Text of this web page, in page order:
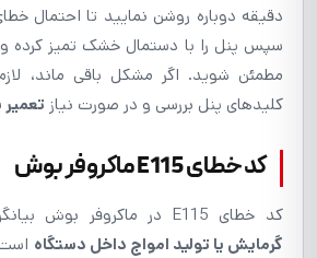
دقیقه دوباره روشن نمایید تا احتمال
سپس پنل را با دستمال خشک تمیز کرده و
مطمئن شوید. اگر مشکل باقی ماند،
کلیدهای پنل بررسی و در صورت نیاز
کد خطای E115 ماکروفر بوش
کد خطای E115 در ماکروفر بوش بیانگر
گرمایش یا تولید امواج داخل دستگاه